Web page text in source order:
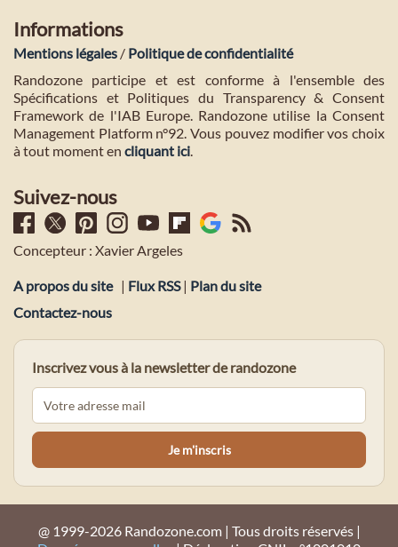
Informations
Mentions légales / Politique de confidentialité
Randozone participe et est conforme à l'ensemble des
Spécifications et Politiques du Transparency & Consent
Framework de l'IAB Europe. Randozone utilise la Consent
Management Platform n°92. Vous pouvez modifier vos choix
à tout moment en cliquant ici.
Suivez-nous
Concepteur : Xavier Argeles
A propos du site | Flux RSS| Plan du site
Contactez-nous
Inscrivez vous à la newsletter de randozone
@ 1999-2026 Randozone.com | Tous droits réservés |